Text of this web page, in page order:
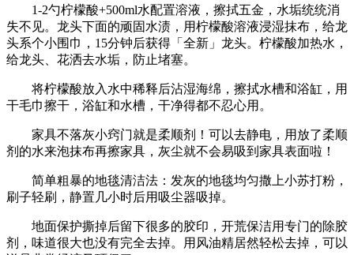
1-2勺柠檬酸+500ml水配置溶液，擦拭五金，水垢统统消
失不见。龙头下面的顽固水渍，用柠檬酸溶液浸湿抹布，给龙
头系个小围巾，15分钟后获得「全新」龙头。柠檬酸加热水，
给龙头、花洒去水垢，防止堵塞。
将柠檬酸放入水中稀释后沾湿海绵，擦拭水槽和浴缸，用
干毛巾擦干，浴缸和水槽，干净得都不忍心用。
家具不落灰小窍门就是柔顺剂！可以去静电，用放了柔顺
剂的水来泡抹布再擦家具，灰尘就不会易吸到家具表面啦！
简单粗暴的地毯清洁法：发灰的地毯均匀撒上小苏打粉，
刷子轻刷，静置几小时后用吸尘器吸掉。
地面保护撕掉后留下很多的胶印，开荒保洁用专门的除胶
剂，味道很大也没有完全去掉。用风油精居然轻松去掉，可以